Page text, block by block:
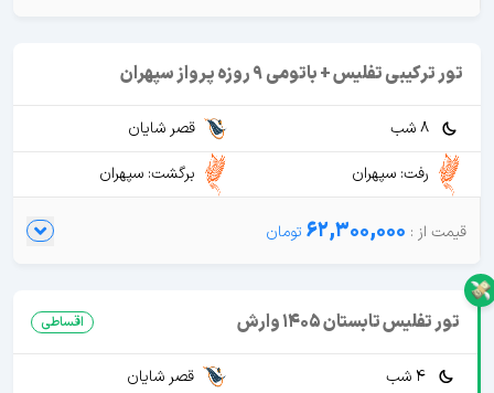
تور ترکیبی تفلیس + باتومی 9 روزه پرواز سپهران
8 شب
قصر شایان
رفت: سپهران
برگشت: سپهران
62,300,000
تور تفلیس تابستان 1405 وارش اقساطی
4 شب
قصر شایان